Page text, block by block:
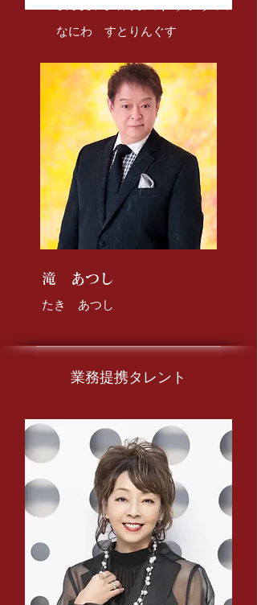
​なにわ すとりんぐす
​滝 あつし
たき あつし
​業務提携タレント